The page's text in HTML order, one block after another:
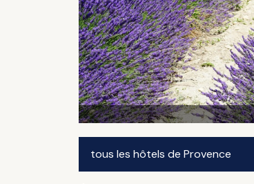
tous les hôtels de Provence